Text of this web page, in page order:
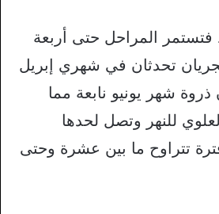
المراحل حتى أربعة
تحدثان في شهري إبريل
ذروة شهر يونيو نابعة مما
للنهر وتصل لحدها
تتراوح ما بين عشرة وحتى